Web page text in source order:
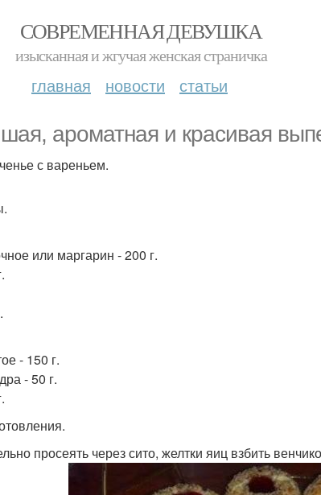
СОВРЕМЕННАЯ ДЕВУШКА
изысканная и жгучая женская страничка
главная новости статьи
ароматная и красивая
с вареньем.
или маргарин - 200 г.
- 150 г.
- 50 г.
просеять через сито, желтки яиц взбить